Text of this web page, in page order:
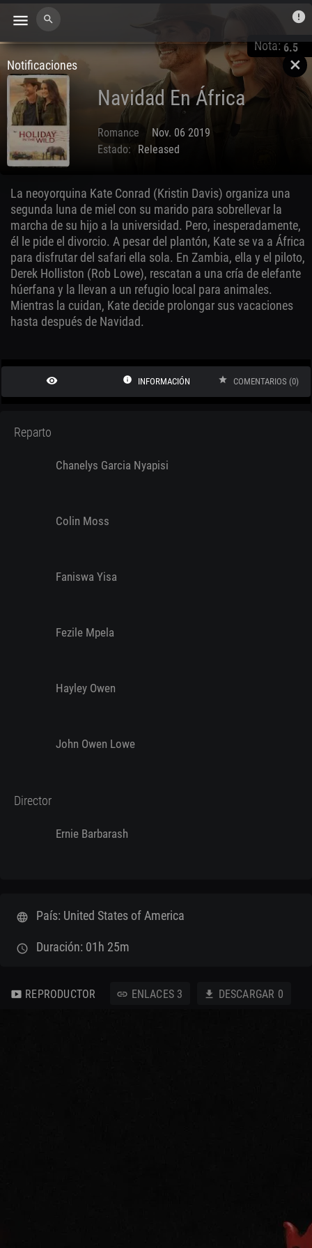
menu search error
close
Notificaciones
Nota:6.5
Navidad En África
Romance
Nov. 06 2019
Estado:
Released
La neoyorquina Kate Conrad (Kristin Davis) organiza una
segunda luna de miel con su marido para sobrellevar la
marcha de su hijo a la universidad. Pero, inesperadamente,
él le pide el divorcio. A pesar del plantón, Kate se va a África
para disfrutar del safari ella sola. En Zambia, ella y el piloto,
Derek Holliston (Rob Lowe), rescatan a una cría de elefante
húerfana y la llevan a un refugio local para animales.
Mientras la cuidan, Kate decide prolongar sus vacaciones
hasta después de Navidad.
remove_red_eye info INFORMACIÓN star COMENTARIOS (0)
Reparto
Chanelys Garcia Nyapisi
Colin Moss
Faniswa Yisa
Fezile Mpela
Hayley Owen
John Owen Lowe
Director
Ernie Barbarash
language País: United States of America
schedule Duración: 01h 25m
smart_display REPRODUCTOR link ENLACES 3 download DESCARGAR 0